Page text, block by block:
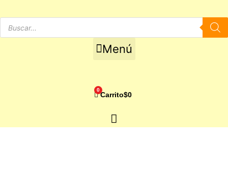
al
contenido
Búsqueda
de
productos
Menú
$0
0
Carrito